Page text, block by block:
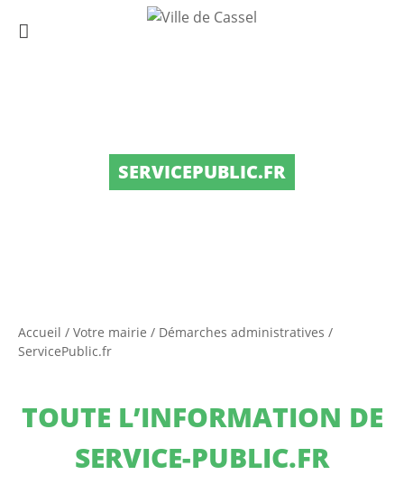
SERVICEPUBLIC.FR
Accueil / Votre mairie / Démarches administratives /
ServicePublic.fr
TOUTE L’INFORMATION DE
SERVICE-PUBLIC.FR